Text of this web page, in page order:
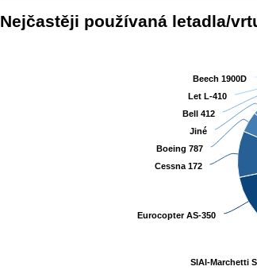
Nejčastěji používaná letadla/
SIAI-Marchetti
SIAI-Marchetti
Eurocopter AS-350
Eurocopter AS-350
Cessna 172
Cessna 172
Boeing 787
Boeing 787
Jiné
Jiné
Bell 412
Bell 412
Let L-410
Let L-410
Beech 1900D
Beech 1900D